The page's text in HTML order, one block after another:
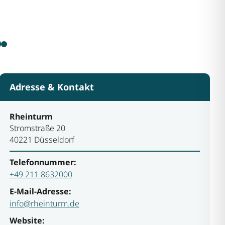
Adresse & Kontakt
Rheinturm
Stromstraße 20
40221 Düsseldorf
Telefonnummer:
+49 211 8632000
E-Mail-Adresse:
info@rheinturm.de
Website: